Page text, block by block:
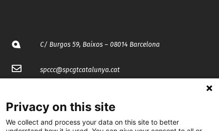
C/ Burgos 59, Baixos – 08014 Barcelona
spccc@spcgtcatalunya.cat
@CGTCatalunya
Privacy on this site
We collect and process your data on this site to better